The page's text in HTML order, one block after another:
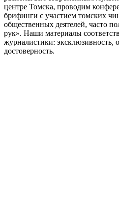
центре Томска, проводим
брифинги с участием томских
общественных деятелей, часто
рук». Наши материалы
журналистики: эксклюзивность,
достоверность.